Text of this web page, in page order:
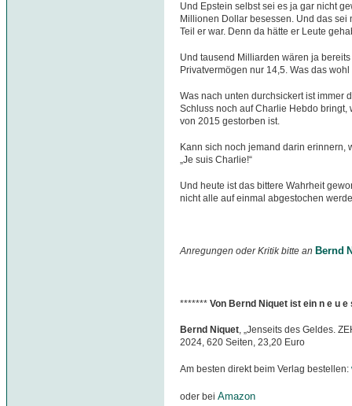
Und Epstein selbst sei es ja gar nicht
Millionen Dollar besessen. Und das
Teil er war. Denn da hätte er Leute
Und tausend Milliarden wären ja
Privatvermögen nur 14,5. Was das
Was nach unten durchsickert ist immer
Schluss noch auf Charlie Hebdo
von 2015 gestorben ist.
Kann sich noch jemand darin erinnern,
„Je suis Charlie!“
Und heute ist das bittere Wahrheit
nicht alle auf einmal abgestochen
Anregungen oder Kritik bitte an Bernd
******* Von Bernd Niquet ist ein n e u
Bernd Niquet, „Jenseits des Geldes.
2024, 620 Seiten, 23,20 Euro
Am besten direkt beim Verlag bestellen:
oder bei Amazon